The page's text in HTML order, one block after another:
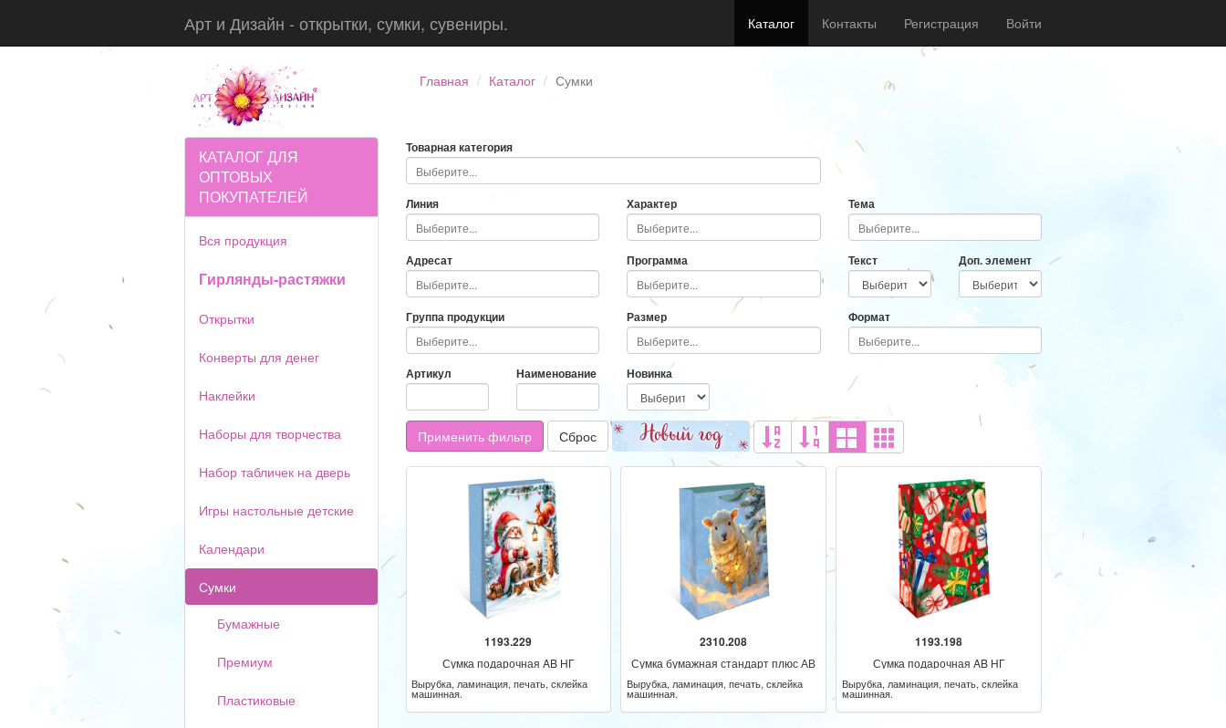
Арт и Дизайн - открытки, сумки, сувениры. Каталог Контакты Регистрация Войти
Главная Каталог Сумки
КАТАЛОГ ДЛЯ
ОПТОВЫХ
ПОКУПАТЕЛЕЙ
Вся продукция
Гирлянды-растяжки
Открытки
Конверты для денег
Наклейки
Наборы для творчества
Набор табличек на дверь
Игры настольные детские
Календари
Сумки
Бумажные
Премиум
Пластиковые
Товарная категория
Линия Характер Тема
Адресат Программа Текст Доп. элемент
Группа продукции Размер Формат
Артикул Наименование Новинка
Применить фильтр Сброс
1193.229
Сумка подарочная AB НГ
Вырубка, ламинация, печать, склейка
машинная.
2310.208
Сумка бумажная стандарт плюс АВ
Вырубка, ламинация, печать, склейка
машинная.
1193.198
Сумка подарочная AB НГ
Вырубка, ламинация, печать, склейка
машинная.